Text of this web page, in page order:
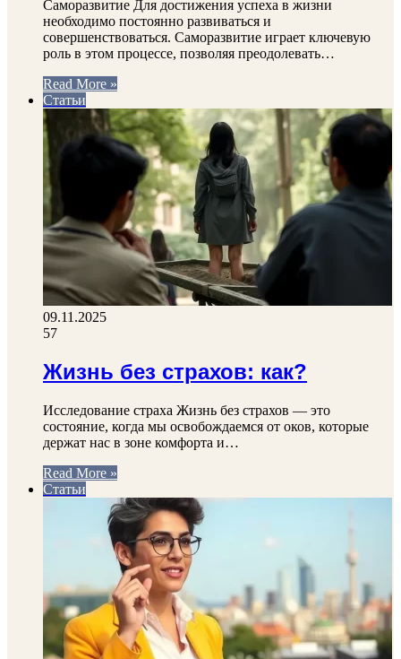
Саморазвитие Для достижения успеха в жизни
необходимо постоянно развиваться и
совершенствоваться. Саморазвитие играет ключевую
роль в этом процессе, позволяя преодолевать…
Read More »
Статьи
09.11.2025
57
Жизнь без страхов: как?
Исследование страха Жизнь без страхов — это
состояние, когда мы освобождаемся от оков, которые
держат нас в зоне комфорта и…
Read More »
Статьи